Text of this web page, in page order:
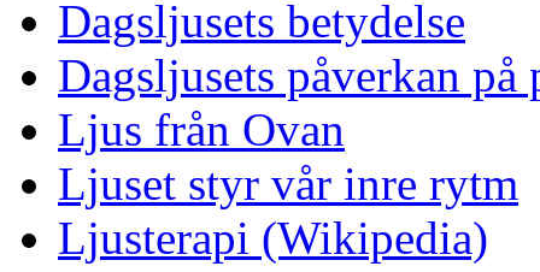
Dagsljusets betydelse
Dagsljusets påverkan på
Ljus från Ovan
Ljuset styr vår inre rytm
Ljusterapi (Wikipedia)